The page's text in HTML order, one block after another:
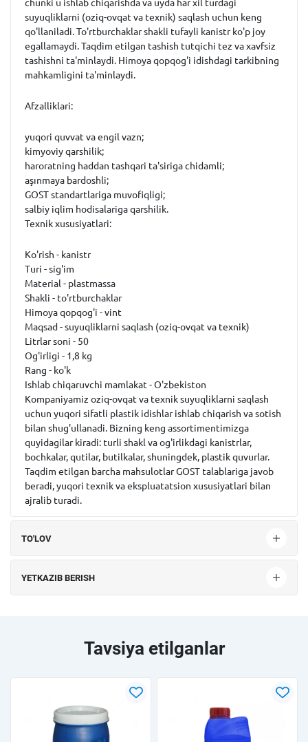
chunki u ishlab chiqarishda va uyda har xil turdagi
suyuqliklarni (oziq-ovqat va texnik) saqlash uchun keng
qo'llaniladi. To'rtburchaklar shakli tufayli kanistr ko'p joy
egallamaydi. Taqdim etilgan tashish tutqichi tez va xavfsiz
tashishni ta'minlaydi. Himoya qopqog'i idishdagi tarkibning
mahkamligini ta'minlaydi.
Afzalliklari:
yuqori quvvat va engil vazn;
kimyoviy qarshilik;
haroratning haddan tashqari ta'siriga chidamli;
aşınmaya bardoshli;
GOST standartlariga muvofiqligi;
salbiy iqlim hodisalariga qarshilik.
Texnik xususiyatlari:
Ko'rish - kanistr
Turi - sig'im
Material - plastmassa
Shakli - to'rtburchaklar
Himoya qopqog'i - vint
Maqsad - suyuqliklarni saqlash (oziq-ovqat va texnik)
Litrlar soni - 50
Og'irligi - 1,8 kg
Rang - ko'k
Ishlab chiqaruvchi mamlakat - O'zbekiston
Kompaniyamiz oziq-ovqat va texnik suyuqliklarni saqlash
uchun yuqori sifatli plastik idishlar ishlab chiqarish va sotish
bilan shug'ullanadi. Bizning keng assortimentimizga
quyidagilar kiradi: turli shakl va og'irlikdagi kanistrlar,
bochkalar, qutilar, butilkalar, shuningdek, plastik quvurlar.
Taqdim etilgan barcha mahsulotlar GOST talablariga javob
beradi, yuqori texnik va ekspluatatsion xususiyatlari bilan
ajralib turadi.
TO'LOV
YETKAZIB BERISH
Tavsiya etilganlar